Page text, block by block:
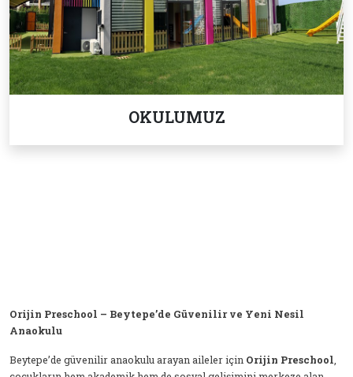
OKULUMUZ
Orijin Preschool – Beytepe’de Güvenilir ve Yeni Nesil
Anaokulu
Beytepe’de güvenilir anaokulu arayan aileler için Orijin Preschool